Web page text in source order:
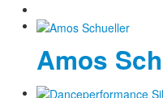
Amos